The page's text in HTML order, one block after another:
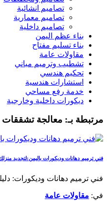
تصاميم انشائية
تصاميم معمارية
تصاميم داخلية
بناء عظم اليمن
بناء تسليم مفتاح
مقاولات عامة
تشطيب وترميم مباني
تحكيم هندسي
استشارات هندسية
خدمة رفع مساحي
ديكورات داخلية وخارجية
مرتبطة بـ: معالجة تشققات
فني ترميم دهانات وديكورات باليمن:لتجديد
فني ترميم دهانات وديكورات:
في: مقاولات عامة